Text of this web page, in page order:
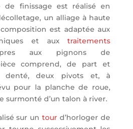
de finissage est réalisé en
un alliage à haute
est adaptée aux
et auxtraitements
aux pignons de
comprend, de part et
denté, deux pivots et, à
pour la planche de roue,
surmonté d’un talon à river.
sur untour d’horloger de